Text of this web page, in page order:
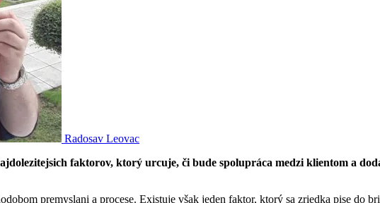
Radosav Leovac
faktorov, ktorý urcuje, či bude spolupráca medzi klientom a
premyslani a procese. Existuje však jeden faktor, ktorý sa zriedka pise do